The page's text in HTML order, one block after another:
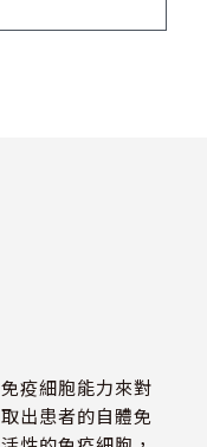
疫細胞能力來對
出患者的自體免